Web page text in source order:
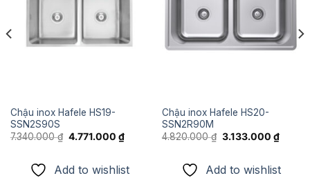
Chậu inox Hafele HS19-
SSN2S90S
7.340.000₫ Giá
4.771.000 ₫Giá
hiện
4.771.000 ₫.
Add to wishlist
Chậu inox Hafele HS20-
SSN2R90M
4.820.000₫ Giá
3.133.000 ₫Giá
hiện
Add to wishlist
₫.